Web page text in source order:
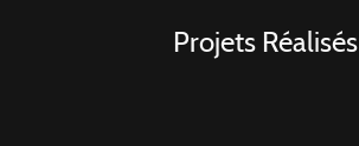
Projets Réalisés